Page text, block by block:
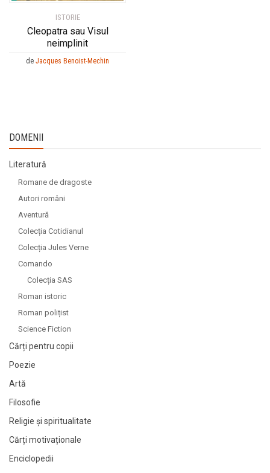
ISTORIE
Cleopatra sau Visul
neimplinit
de Jacques Benoist-Mechin
DOMENII
Literatură
Romane de dragoste
Autori români
Aventură
Colecția Cotidianul
Colecția Jules Verne
Comando
Colecția SAS
Roman istoric
Roman polițist
Science Fiction
Cărți pentru copii
Poezie
Artă
Filosofie
Religie și spiritualitate
Cărți motivaționale
Enciclopedii